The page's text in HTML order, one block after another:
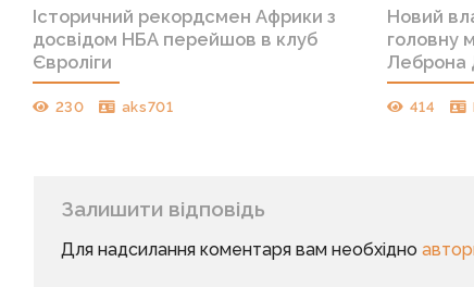
Історичний рекордсмен Африки з
досвідом НБА перейшов в клуб
Євроліги
230 aks701
Новий
головну
414
Залишити відповідь
Для надсилання коментаря вам необхідно